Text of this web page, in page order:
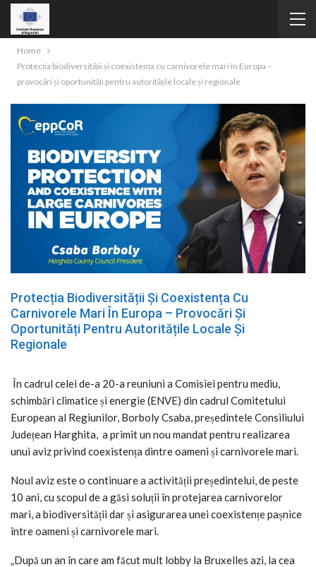
Home
Protecția biodiversității și coexistența cu carnivorele mari în Europa –
provocări și oportunități pentru autoritățile locale și regionale
Protecția Biodiversității Și Coexistența Cu
Carnivorele Mari În Europa – Provocări Și
Oportunități Pentru Autoritățile Locale Și
Regionale
În cadrul celei de-a 20-a reuniuni a Comisiei pentru mediu,
schimbări climatice și energie (ENVE) din cadrul Comitetului
European al Regiunilor, Borboly Csaba, președintele Consiliului
Județean Harghita, a primit un nou mandat pentru realizarea
unui aviz privind coexistența dintre oameni și carnivorele mari.
Noul aviz este o continuare a activității președintelui, de peste
10 ani, cu scopul de a găsi soluții în protejarea carnivorelor
mari, a biodiversității dar și asigurarea unei coexistențe pașnice
între oameni și carnivorele mari.
„După un an în care am făcut mult lobby la Bruxelles azi, la cea